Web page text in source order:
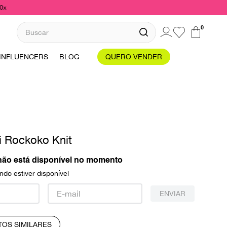
Buscar 0
INFLUENCERS BLOG QUERO VENDER
Rockoko Knit
está disponível no momento
estiver disponível
ENVIAR
SIMILARES